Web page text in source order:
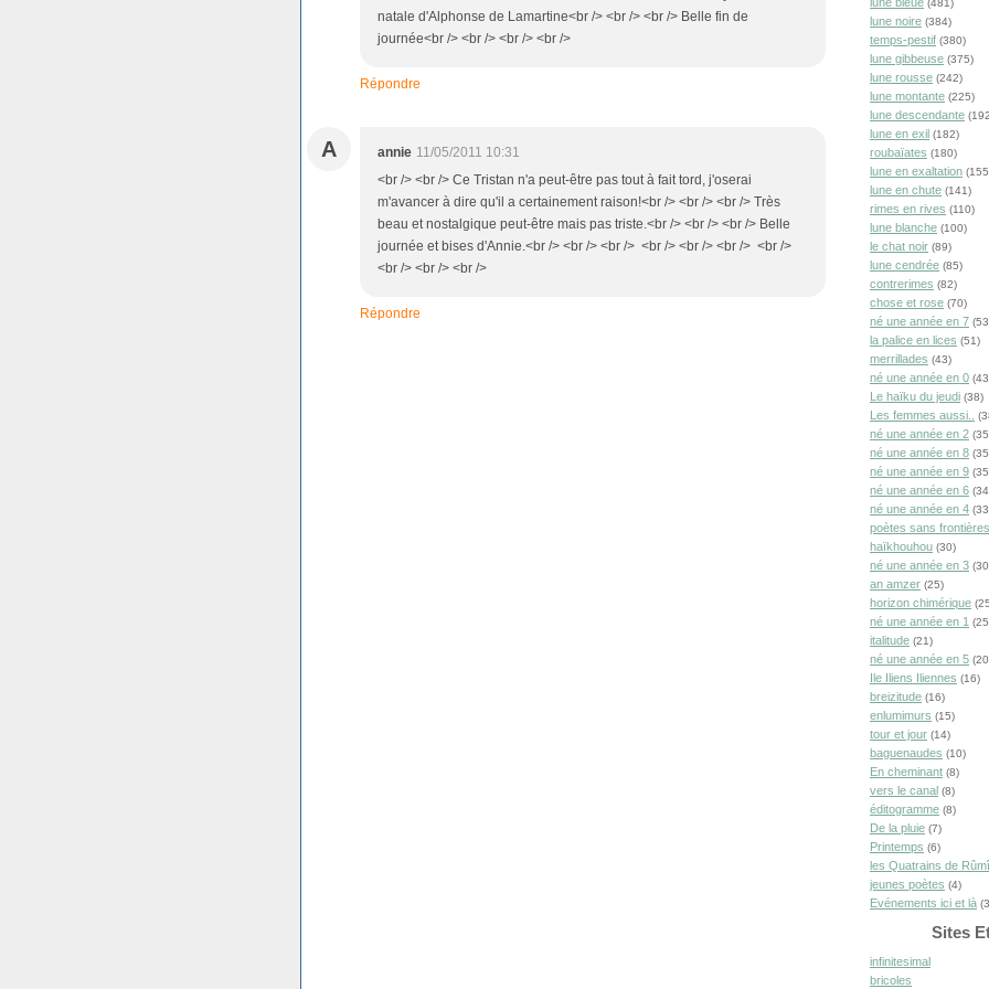
natale d'Alphonse de Lamartine<br /> <br /> <br /> Belle fin de
journée<br /> <br /> <br /> <br />
Répondre
A annie 11/05/2011 10:31
<br /> <br /> Ce Tristan n'a peut-être pas tout à fait tord, j'oserai
m'avancer à dire qu'il a certainement raison!<br /> <br /> <br /> Très
beau et nostalgique peut-être mais pas triste.<br /> <br /> <br /> Belle
journée et bises d'Annie.<br /> <br /> <br /> <br /> <br /> <br /> <br />
<br /> <br /> <br />
Répondre
(481)
lune noire (384)
temps-pestif (380)
lune gibbeuse (375)
lune rousse (242)
lune montante (225)
lune descendante
lune en exil (182)
roubaïates (180)
lune en exaltation
lune en chute (141)
rimes en rives (110)
lune blanche (100)
le chat noir (89)
lune cendrée (85)
contrerimes (82)
chose et rose (70)
né une année en 7
la palice en lices (51)
merrillades (43)
né une année en 0
Le haïku du jeudi (38)
Les femmes aussi..
né une année en 2
né une année en 8
né une année en 9
né une année en 6
né une année en 4
poètes sans frontières
haïkhouhou (30)
né une année en 3
an amzer (25)
horizon chimérique
né une année en 1
italitude (21)
né une année en 5
Ile Iliens Iliennes (16)
breizitude (16)
enlumimurs (15)
tour et jour (14)
baguenaudes (10)
En cheminant (8)
vers le canal (8)
éditogramme (8)
De la pluie (7)
Printemps (6)
les Quatrains de Rûmî
jeunes poètes (4)
Evénements ici et là
Sites
infinitesimal
bricoles